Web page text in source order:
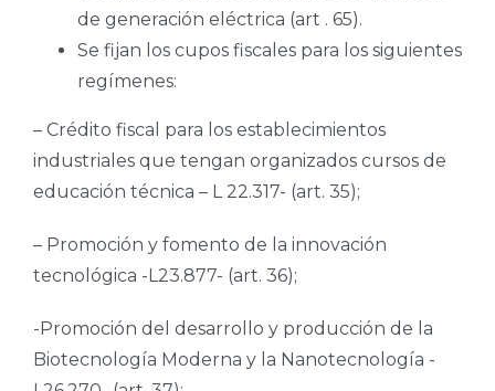
de generación eléctrica (art . 65).
Se fijan los cupos fiscales para los siguientes
regímenes:
– Crédito fiscal para los establecimientos
industriales que tengan organizados cursos de
educación técnica – L 22.317- (art. 35);
– Promoción y fomento de la innovación
tecnológica -L23.877- (art. 36);
-Promoción del desarrollo y producción de la
Biotecnología Moderna y la Nanotecnología -